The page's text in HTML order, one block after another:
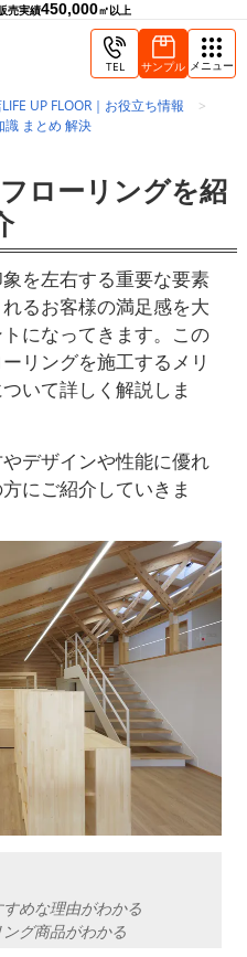
売実績450,000㎡以上
TEL サンプル メニュー
UP FLOOR｜お役立ち情報
識 まとめ 解決
ローリングを紹
を左右する重要な要素
るお客様の満足感を大
になってきます。この
リングを施工するメリ
いて詳しく解説しま
デザインや性能に優れ
にご紹介していきま
めな理由がわかる
グ商品がわかる